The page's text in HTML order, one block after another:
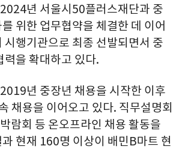
년 서울시50플러스재단과 중
위한 업무협약을 체결한 데 이어
시행기관으로 최종 선발되면서 중
력을 확대하고 있다.
년 중장년 채용을 시작한 이후
채용을 이어오고 있다. 직무설명회
람회 등 온오프라인 채용 활동을
현재 160명 이상이 배민B마트 현